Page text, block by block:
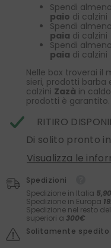
Spendi almeno
paio di calzini
Spendi almeno
paia di calzini
Spendi almeno
paia di calzini
Nelle box troverai il
sieri, prodotti
calzini Zazà in
prodotti è garantito.
RITIRO
Di solito pronto
Visualizza le
Spedizioni
Spedizione in Italia
Spedizione in Europa
Spedizione nel resto
superiori a 300€
Solitamente spedito